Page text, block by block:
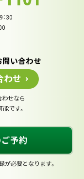
：30
問い合わせ
わせ
せなら
です。
予約
必要となります。